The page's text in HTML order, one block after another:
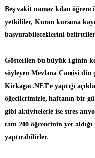
Beş vakit namaz kılan
yetkililer, Kuran kursuna
başvurabileceklerini
Gösterilen bu büyük ilginin
söyleyen Mevlana Camisi din
Kirkagac.NET'e yaptığı
öğecilerimizle, haftanın bir
gibi aktivitelerle ise stres
tam 200 öğrencinin yer
yaptırabilirler.